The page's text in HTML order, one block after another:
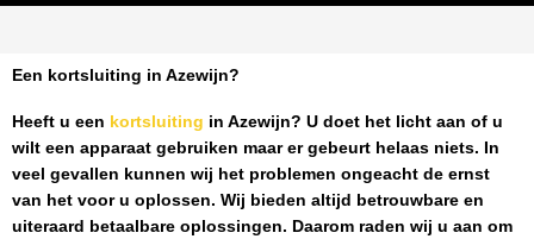
Een kortsluiting in Azewijn?
Heeft u een kortsluiting in Azewijn? U doet het licht aan of u
wilt een apparaat gebruiken maar er gebeurt helaas niets. In
veel gevallen kunnen wij het problemen ongeacht de ernst
van het voor u oplossen. Wij bieden altijd betrouwbare en
uiteraard betaalbare oplossingen. Daarom raden wij u aan om